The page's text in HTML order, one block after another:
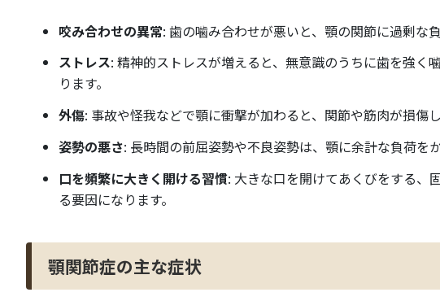
咬み合わせの異常: 歯の噛み合わせが悪いと、顎の関節に過剰な
ストレス: 精神的ストレスが増えると、無意識のうちに歯を強く
ります。
外傷: 事故や怪我などで顎に衝撃が加わると、関節や筋肉が損傷
姿勢の悪さ: 長時間の前屈姿勢や不良姿勢は、顎に余計な負荷を
口を頻繁に大きく開ける習慣: 大きな口を開けてあくびをする、
る要因になります。
顎関節症の主な症状